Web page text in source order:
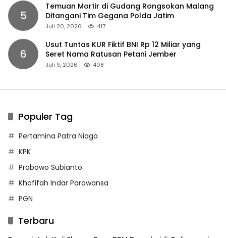
5
Temuan Mortir di Gudang Rongsokan Malang
Ditangani Tim Gegana Polda Jatim
Juli 20, 2026 417
6
Usut Tuntas KUR Fiktif BNI Rp 12 Miliar yang
Seret Nama Ratusan Petani Jember
Juli 9, 2026 408
Populer Tag
Pertamina Patra Niaga
KPK
Prabowo Subianto
Khofifah Indar Parawansa
PGN
Terbaru